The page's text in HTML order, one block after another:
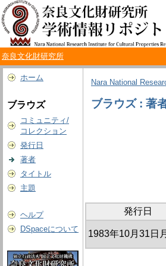
奈良文化財研究所
ホーム
ブラウズ
コミュニティ/
コレクション
発行日
著者
タイトル
主題
ヘルプ
DSpaceについて
Nara National
ブラウズ : 著
発行日
1983年10月31日